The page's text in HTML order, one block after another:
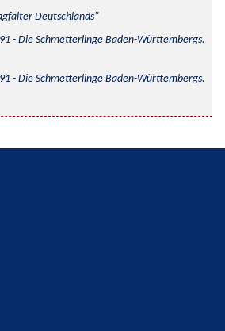
Deutschlands
- Die Schmetterlinge Baden-Württembergs.
- Die Schmetterlinge Baden-Württembergs.